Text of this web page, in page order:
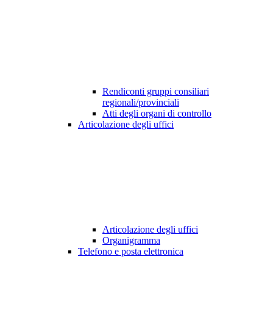
Rendiconti gruppi consiliari
regionali/provinciali
Atti degli organi di controllo
Articolazione degli uffici
Articolazione degli uffici
Organigramma
Telefono e posta elettronica